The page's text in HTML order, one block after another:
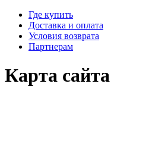
Где купить
Доставка и оплата
Условия возврата
Партнерам
Карта сайта